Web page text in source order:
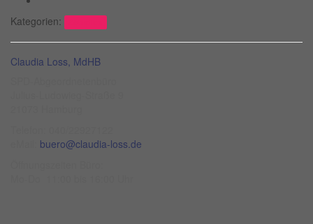
Kategorien:
Claudia Loss, MdHB
buero@claudia-loss.de